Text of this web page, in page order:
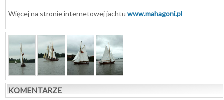
Więcej na stronie internetowej jachtu www.mahagoni.pl
KOMENTARZE